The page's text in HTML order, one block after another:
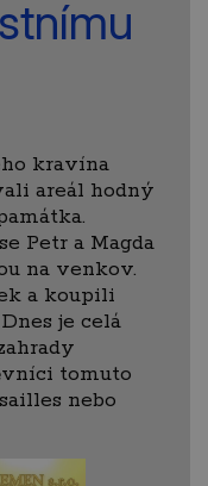
kravína
areál hodný
Petr a Magda
na venkov.
a koupili
je celá
tomuto
nebo